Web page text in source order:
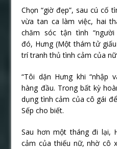
Chọn “giờ đẹp”, sau cú cố
vừa tan ca làm việc, hai
chăm sóc tận tình
đó, Hưng (Một thám tử
trí tranh thủ tình cảm của
“Tôi dặn Hưng khi “nhập
hàng đầu. Trong bất kỳ
dụng tình cảm của cô gái
Sếp cho biết.
Sau hơn một tháng đi lại,
cảm của thiếu nữ, nhờ cô